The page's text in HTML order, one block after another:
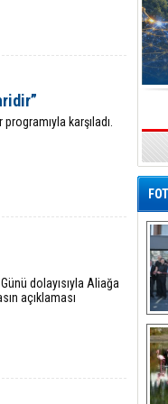
karşıladı.
dolayısıyla Aliağa
açıklaması